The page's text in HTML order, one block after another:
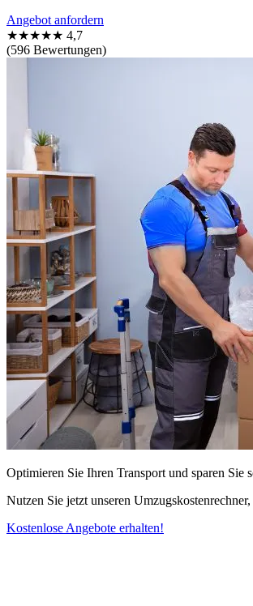
Angebot anfordern
★★★★★ 4,7
(596 Bewertungen)
Optimieren Sie Ihren Transport und sparen Sie
Nutzen Sie jetzt unseren
Kostenlose Angebote erhalten!